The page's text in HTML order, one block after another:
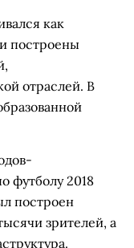
как
построены
отраслей. В
футболу 2018
построен
зрителей, а